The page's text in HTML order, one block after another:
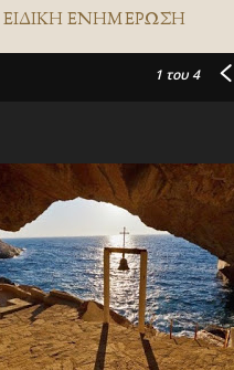
ΕΙΔΙΚΉ ΕΝΗΜΈΡΩΣΗ
1 του 4